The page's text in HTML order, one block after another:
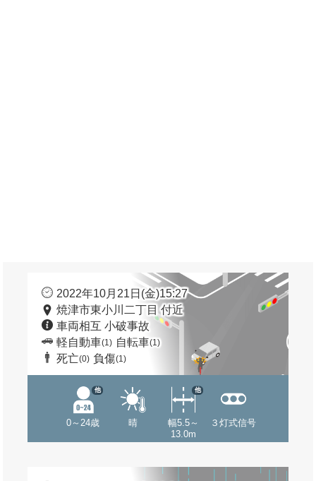
2022年10月21日(金)15:27
焼津市東小川二丁目 付近
車両相互 小破事故
軽自動車(1) 自転車(1)
死亡(0) 負傷(1)
0～24歳
他
晴
幅5.5～
13.0m
他
３灯式信号